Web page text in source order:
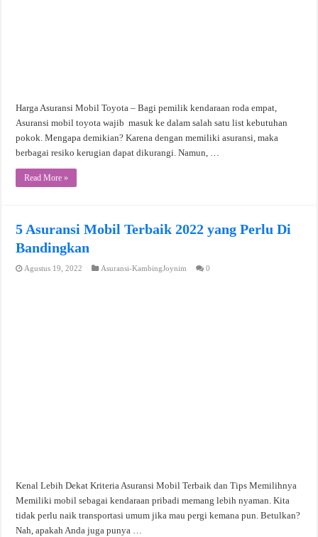
Harga Asuransi Mobil Toyota – Bagi pemilik kendaraan roda empat,
Asuransi mobil toyota wajib masuk ke dalam salah satu list kebutuhan
pokok. Mengapa demikian? Karena dengan memiliki asuransi, maka
berbagai resiko kerugian dapat dikurangi. Namun, …
Read More »
5 Asuransi Mobil Terbaik 2022 yang Perlu Di
Bandingkan
Agustus 19, 2022 Asuransi-KambingJoynim 0
Kenal Lebih Dekat Kriteria Asuransi Mobil Terbaik dan Tips Memilihnya
Memiliki mobil sebagai kendaraan pribadi memang lebih nyaman. Kita
tidak perlu naik transportasi umum jika mau pergi kemana pun. Betulkan?
Nah, apakah Anda juga punya …